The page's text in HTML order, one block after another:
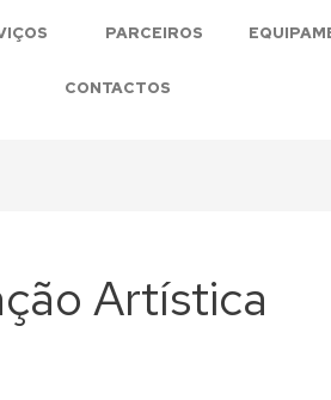
PARCEIROS
CONTACTOS
Artística